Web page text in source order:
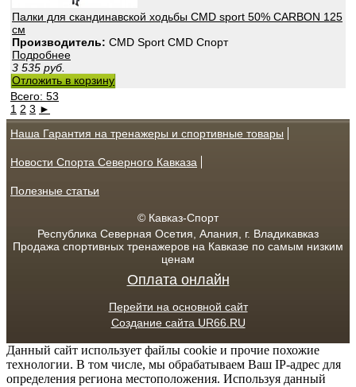
Палки для скандинавской ходьбы CMD sport 50% CARBON 125
см
Производитель: CMD Sport CMD Спорт
Подробнее
3 535 руб.
Отложить в корзину
Всего: 53
1 2 3 ►
Наша Гарантия на тренажеры и спортивные товары
Новости Спорта Северного Кавказа
Полезные статьи
© Кавказ-Спорт
Республика Северная Осетия, Алания, г. Владикавказ
Продажа спортивных тренажеров на Кавказе по самым низким
ценам
Оплата онлайн
Перейти на основной сайт
Создание сайта UR66.RU
Данный сайт использует файлы cookie и прочие похожие
технологии. В том числе, мы обрабатываем Ваш IP-адрес для
определения региона местоположения. Используя данный